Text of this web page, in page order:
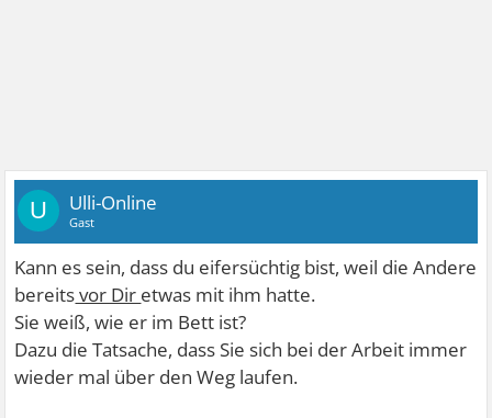
U Ulli-Online
Gast
Kann es sein, dass du eifersüchtig bist, weil die Andere
bereitsvor Dir etwas mit ihm hatte.
Sie weiß, wie er im Bett ist?
Dazu die Tatsache, dass Sie sich bei der Arbeit immer
wieder mal über den Weg laufen.